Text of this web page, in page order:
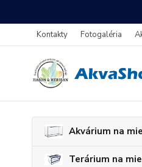
Kontakty Fotogaléria
Akvárium na
Terárium na